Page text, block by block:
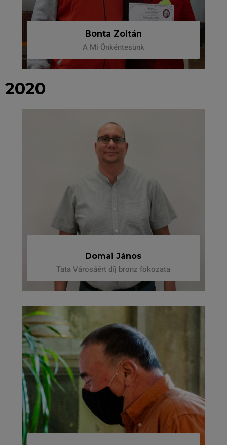
Bonta Zoltán
A Mi Önkéntesünk
2020
Domai János
Tata Városáért díj bronz fokozata